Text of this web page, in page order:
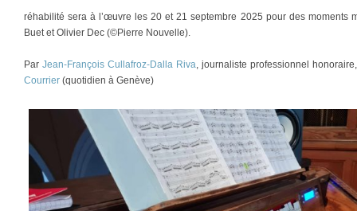
réhabilité sera à l’œuvre les 20 et 21 septembre 2025 pour des moments
Buet et Olivier Dec (©Pierre Nouvelle).
Par Jean-François Cullafroz-Dalla Riva, journaliste professionnel
Courrier (quotidien à Genève)